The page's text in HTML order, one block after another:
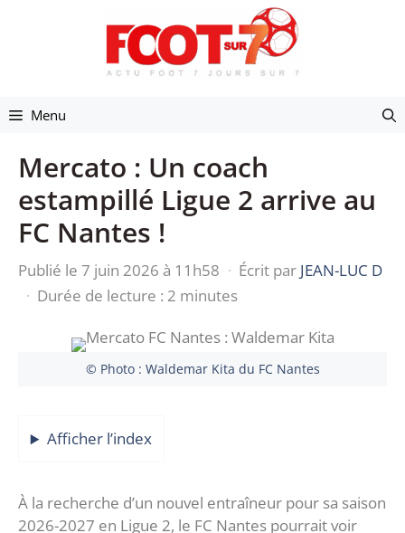
Menu
Mercato : Un coach
estampillé Ligue 2 arrive au
FC Nantes !
Publié le 7 juin 2026 à 11h58 · Écrit par JEAN-LUC D
· Durée de lecture : 2 minutes
© Photo : Waldemar Kita du FC Nantes
Afficher l’index
À la recherche d’un nouvel entraîneur pour sa saison
2026-2027 en Ligue 2, le FC Nantes pourrait voir